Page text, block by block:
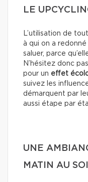
LE
L’utilisation de
à qui on a
saluer, parce
N’hésitez donc
pour un effet
suivez les
démarquent par
aussi étape par
UNE
MATIN AU